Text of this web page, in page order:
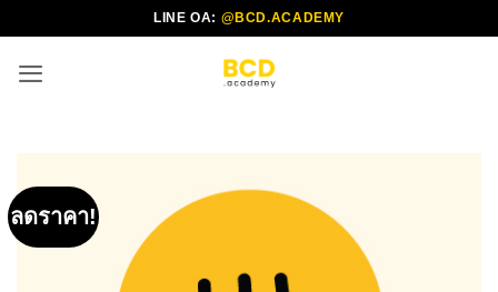
ไป
LINE OA: @BCD.ACADEMY
ลดราคา!